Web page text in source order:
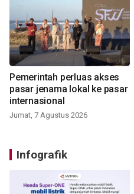
Pemerintah perluas akses
pasar jenama lokal ke pasar
internasional
Jumat, 7 Agustus 2026
Infografik